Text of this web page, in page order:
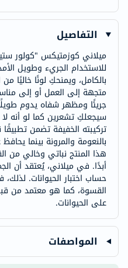
التفاصيل
ميلاني كوزمتيكس "كولور
للاستخدام الجريء وطويل
بالكامل، ويمنحكِ لونًا خاليًا
متجهة إلى العمل أو إلى
جريئًا ومظهر شفاه يدوم
سيجعلكِ تشعرين كما لو أنه
تركيبته الخفيفة تضمن
بالنعومة والمرونة بينما
هذا المنتج نباتي وخالي من
أبدًا. في ميلاني، يُعتقد أن
حساب اختبار الحيوانات.
القسوة، كما هو معتمد من قبل
على الحيوانات.
المواصفات